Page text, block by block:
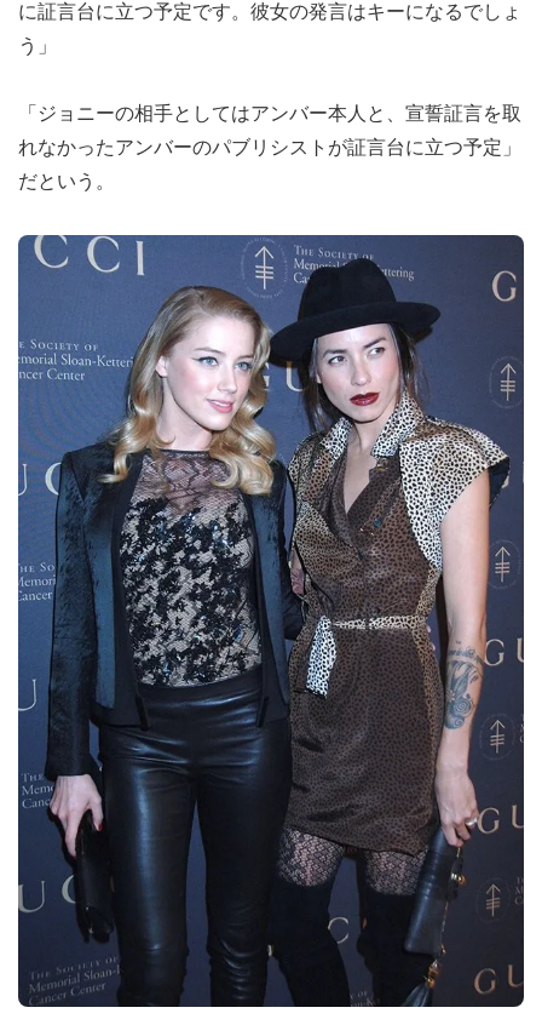
に証言台に立つ予定です。彼女の発言はキーになるでしょ
う」
「ジョニーの相手としてはアンバー本人と、宣誓証言を取
れなかったアンバーのパブリシストが証言台に立つ予定」
だという。